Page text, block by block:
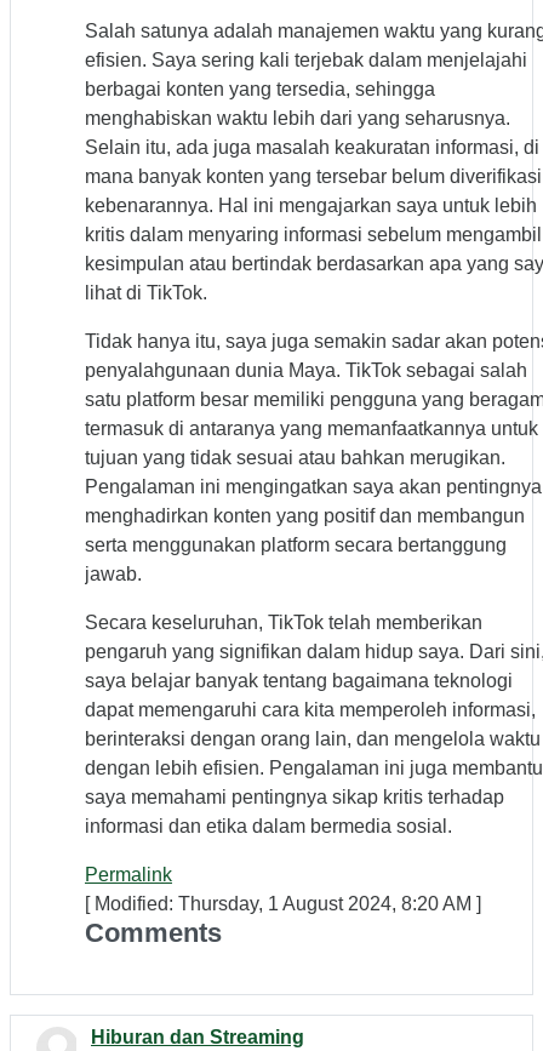
Salah satunya adalah manajemen waktu yang
efisien. Saya sering kali terjebak dalam menjelajahi
berbagai konten yang tersedia, sehingga
menghabiskan waktu lebih dari yang seharusnya.
Selain itu, ada juga masalah keakuratan informasi, di
mana banyak konten yang tersebar belum diverifikasi
kebenarannya. Hal ini mengajarkan saya untuk lebih
kritis dalam menyaring informasi sebelum mengambil
kesimpulan atau bertindak berdasarkan apa yang
lihat di TikTok.
Tidak hanya itu, saya juga semakin sadar akan
penyalahgunaan dunia Maya. TikTok sebagai salah
satu platform besar memiliki pengguna yang
termasuk di antaranya yang memanfaatkannya untuk
tujuan yang tidak sesuai atau bahkan merugikan.
Pengalaman ini mengingatkan saya akan pentingnya
menghadirkan konten yang positif dan membangun
serta menggunakan platform secara bertanggung
jawab.
Secara keseluruhan, TikTok telah memberikan
pengaruh yang signifikan dalam hidup saya. Dari
saya belajar banyak tentang bagaimana teknologi
dapat memengaruhi cara kita memperoleh informasi,
berinteraksi dengan orang lain, dan mengelola waktu
dengan lebih efisien. Pengalaman ini juga membantu
saya memahami pentingnya sikap kritis terhadap
informasi dan etika dalam bermedia sosial.
Permalink
[ Modified: Thursday, 1 August 2024, 8:20 AM ]
Comments
Hiburan dan Streaming